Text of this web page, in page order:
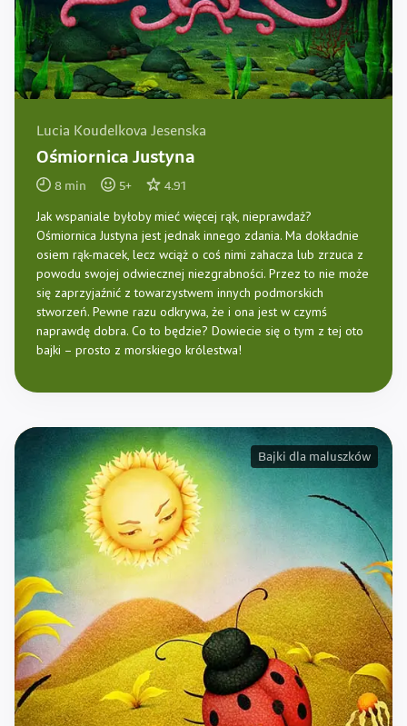
Lucia Koudelkova Jesenska
Ośmiornica Justyna
8 min 5+ 4.91
Jak wspaniale byłoby mieć więcej rąk, nieprawdaż?
Ośmiornica Justyna jest jednak innego zdania. Ma dokładnie
osiem rąk-macek, lecz wciąż o coś nimi zahacza lub zrzuca z
powodu swojej odwiecznej niezgrabności. Przez to nie może
się zaprzyjaźnić z towarzystwem innych podmorskich
stworzeń. Pewne razu odkrywa, że i ona jest w czymś
naprawdę dobra. Co to będzie? Dowiecie się o tym z tej oto
bajki – prosto z morskiego królestwa!
Bajki dla maluszków